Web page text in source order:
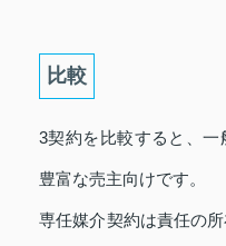
比較
3契約を比較すると、
豊富な売主向けです。
専任媒介契約は責任の